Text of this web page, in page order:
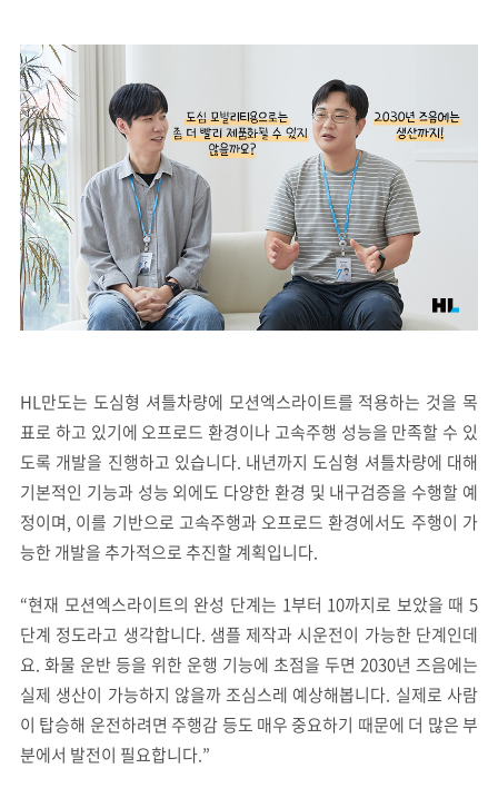
HL만도는 도심형 셔틀차량에 모션엑스라이트를 적용하는 것을 목
표로 하고 있기에 오프로드 환경이나 고속주행 성능을 만족할 수 있
도록 개발을 진행하고 있습니다. 내년까지 도심형 셔틀차량에 대해
기본적인 기능과 성능 외에도 다양한 환경 및 내구검증을 수행할 예
정이며, 이를 기반으로 고속주행과 오프로드 환경에서도 주행이 가
능한 개발을 추가적으로 추진할 계획입니다.
“현재 모션엑스라이트의 완성 단계는 1부터 10까지로 보았을 때 5
단계 정도라고 생각합니다. 샘플 제작과 시운전이 가능한 단계인데
요. 화물 운반 등을 위한 운행 기능에 초점을 두면 2030년 즈음에는
실제 생산이 가능하지 않을까 조심스레 예상해봅니다. 실제로 사람
이 탑승해 운전하려면 주행감 등도 매우 중요하기 때문에 더 많은 부
분에서 발전이 필요합니다.”